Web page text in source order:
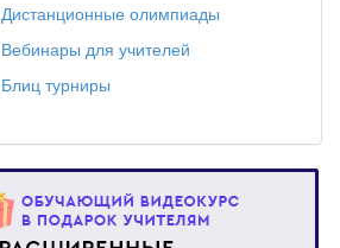
Дистанционные олимпиады
Вебинары для учителей
Блиц турниры